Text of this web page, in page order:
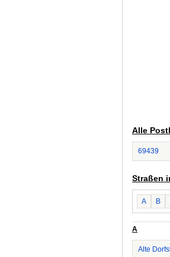
Alle
69439
Straßen
A B
A
Alte